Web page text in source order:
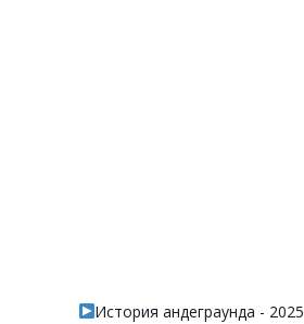
История андеграунда - 2025